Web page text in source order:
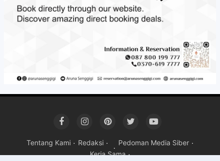
Tentang Kami Redaksi
Pedoman Media Siber
Kerja Sama